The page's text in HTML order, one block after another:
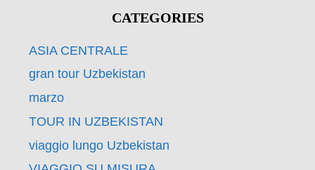
CATEGORIES
ASIA CENTRALE
gran tour Uzbekistan
marzo
TOUR IN UZBEKISTAN
viaggio lungo Uzbekistan